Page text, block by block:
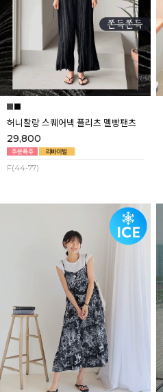
허니찰랑 스퀘어넥 플리츠 멜빵팬츠
29,800
F(44-77)